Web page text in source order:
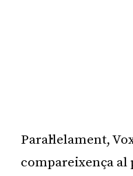
Paral·lelament,
compareixença al